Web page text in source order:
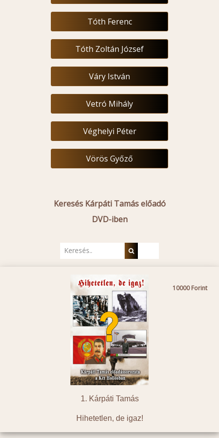
Tóth Ferenc
Tóth Zoltán József
Váry István
Vetró Mihály
Véghelyi Péter
Vörös Győző
Keresés Kárpáti Tamás előadó
DVD-iben
1. Kárpáti Tamás
Hihetetlen, de igaz!
10000